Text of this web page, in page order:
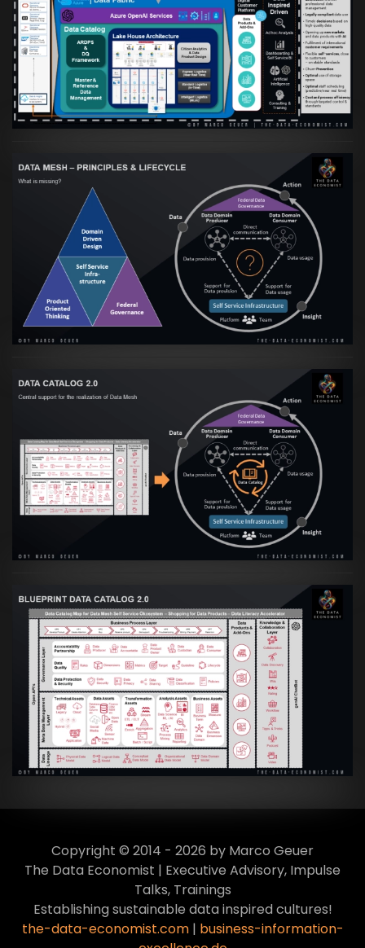
Artikel:Warum eine Data Governance
orientierte Data Fabric essenziell für
skalierbare qualitative Datenprodukte ist
VIEW
Artikel:Data Mesh Ökosysteme: Die
Transformation zur Data Inspired Human
Culture
VIEW
Artikel:Data Mesh Ökosysteme: Die
Transformation zur Data Inspired Human
Culture
VIEW
Artikel:Data Mesh Ökosysteme: Die
Transformation zur Data Inspired Human
Culture
VIEW
Copyright © 2014 - 2026 by Marco Geuer
The Data Economist | Executive Advisory, Impulse
Talks, Trainings
Establishing sustainable data inspired cultures!
the-data-economist.com| business-information-